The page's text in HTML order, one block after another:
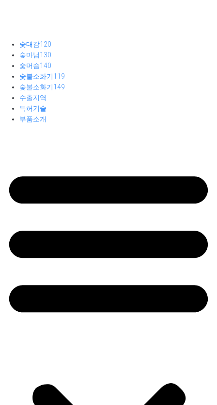
숯대감120
숯마님130
숯머슴140
숯불소화기119
숯불소화기149
수출지역
특허기술
부품소개